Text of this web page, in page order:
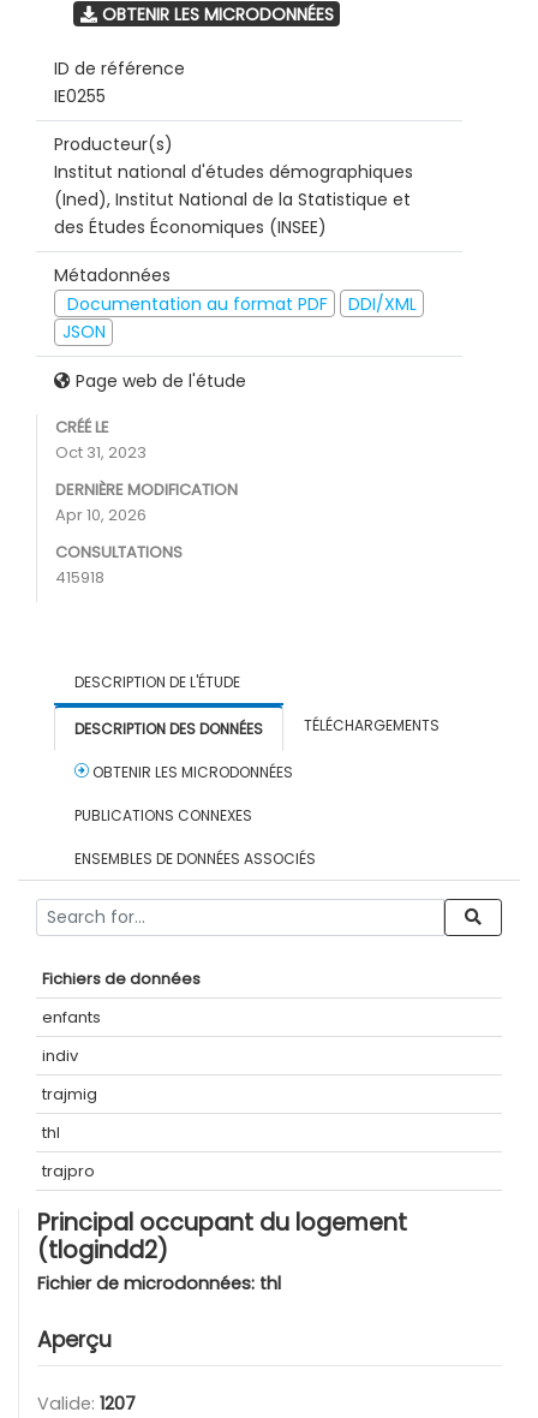
OBTENIR LES MICRODONNÉES
ID de référence
IE0255
Producteur(s)
Institut national d'études démographiques
(Ined), Institut National de la Statistique et
des Études Économiques (INSEE)
Métadonnées
Documentation au format PDF
DDI/XML
JSON
Page web de l'étude
CRÉÉ LE
Oct 31, 2023
DERNIÈRE MODIFICATION
Apr 10, 2026
CONSULTATIONS
415918
DESCRIPTION DE L'ÉTUDE
DESCRIPTION DES DONNÉES TÉLÉCHARGEMENTS
OBTENIR LES MICRODONNÉES
PUBLICATIONS CONNEXES
ENSEMBLES DE DONNÉES ASSOCIÉS
Fichiers de données
enfants
indiv
trajmig
thl
trajpro
Principal occupant du logement
(tlogindd2)
Fichier de microdonnées: thl
Aperçu
Valide: 1207